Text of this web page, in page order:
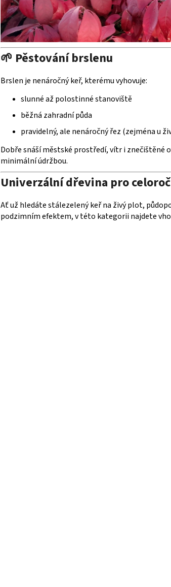
🌱 Pěstování brslenu
Brslen je nenáročný keř, kterému vyhovuje:
slunné až polostinné stanoviště
běžná zahradní půda
pravidelný, ale nenáročný řez (zejména u
Dobře snáší městské prostředí, vítr i znečištěné
minimální údržbou.
Univerzální dřevina pro
Ať už hledáte stálezelený keř na živý plot,
podzimním efektem, v této kategorii najdete